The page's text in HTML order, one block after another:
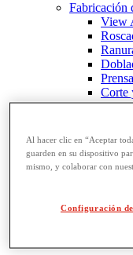
Fabricación
View
Corte
Al hacer clic en “Aceptar
guarden en su dispositivo
mismo, y colaborar con
Configuración